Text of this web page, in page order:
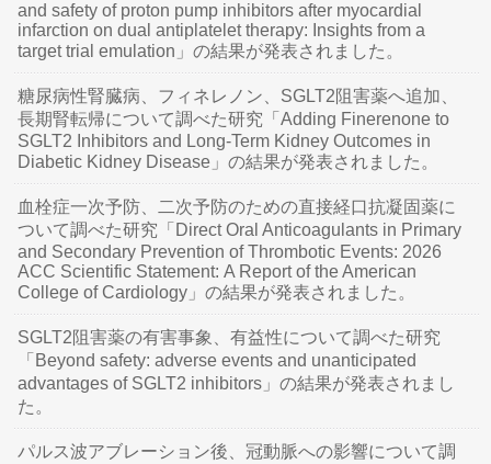
and safety of proton pump inhibitors after myocardial
infarction on dual antiplatelet therapy: Insights from a
target trial emulation」の結果が発表されました。
糖尿病性腎臓病、フィネレノン、SGLT2阻害薬へ追加、
長期腎転帰について調べた研究「Adding Finerenone to
SGLT2 Inhibitors and Long-Term Kidney Outcomes in
Diabetic Kidney Disease」の結果が発表されました。
血栓症一次予防、二次予防のための直接経口抗凝固薬に
ついて調べた研究「Direct Oral Anticoagulants in Primary
and Secondary Prevention of Thrombotic Events: 2026
ACC Scientific Statement: A Report of the American
College of Cardiology」の結果が発表されました。
SGLT2阻害薬の有害事象、有益性について調べた研究
「Beyond safety: adverse events and unanticipated
advantages of SGLT2 inhibitors」の結果が発表されまし
た。
パルス波アブレーション後、冠動脈への影響について調